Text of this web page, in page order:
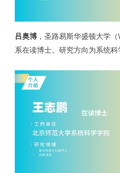
吕奥博 ，圣路易斯华盛顿大学
系在读博士。研究方向为系统科